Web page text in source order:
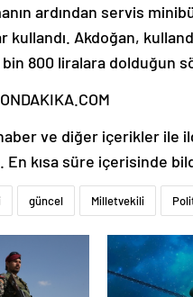
ardından servis
kullandı. Akdoğan,
800 liralara dolduğun
ve diğer içerikler ile
kısa süre içerisinde
güncel Milletvekili